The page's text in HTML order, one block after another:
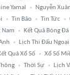
Yamal Nguyễn
Tin Bão Tin Tức
Nam Kết Quả Bóng Đá
Lịch Thi Đấu Ngoại
Quả Xổ Số Xổ Số
Thời Sự Lịch